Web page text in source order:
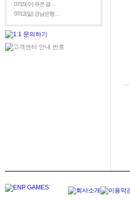
07/15(수) 쿠콘 결…
07/12(일) 경남은행…